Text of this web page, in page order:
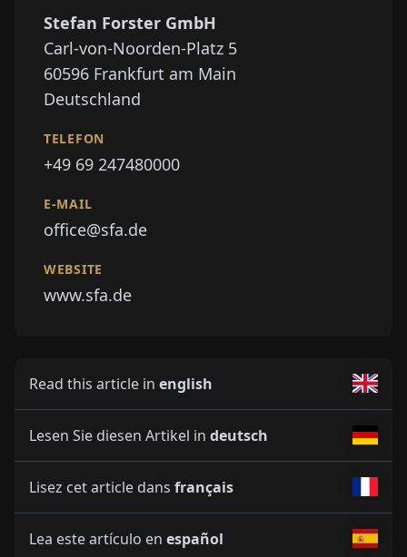
Stefan Forster GmbH
Carl-von-Noorden-Platz 5
60596 Frankfurt am Main
Deutschland
TELEFON
+49 69 247480000
E-MAIL
office@sfa.de
WEBSITE
www.sfa.de
Read this article in english
Lesen Sie diesen Artikel in deutsch
Lisez cet article dans français
Lea este artículo en español